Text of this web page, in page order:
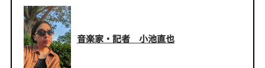
音楽家・記者 小池直也